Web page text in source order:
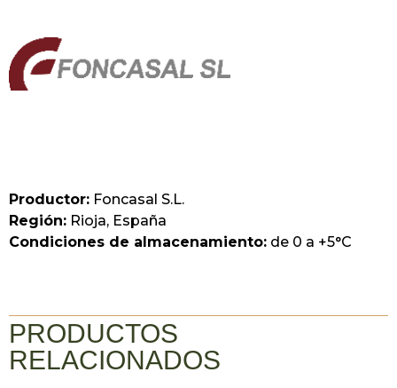
Productor: Foncasal S.L.
Región: Rioja, España
Condiciones de almacenamiento: de 0 a +5°C
PRODUCTOS
RELACIONADOS